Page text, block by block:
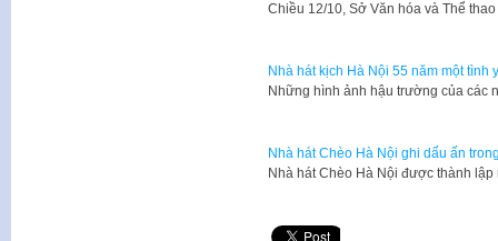
Chiều 12/10, Sở Văn hóa và Thể
Nhà hát kịch Hà Nội 55 năm một tình
Những hình ảnh hậu trường của các
Nhà hát Chèo Hà Nội ghi dấu ấn
​Nhà hát Chèo Hà Nội được thành